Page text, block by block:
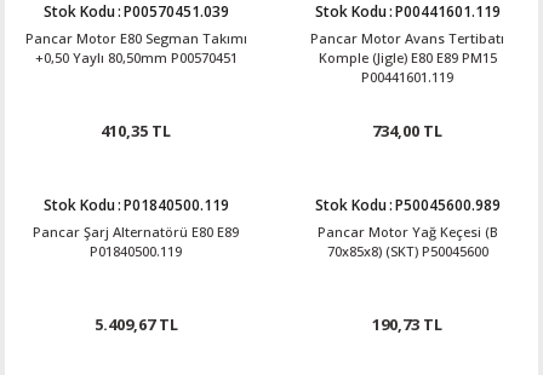
Stok Kodu:P00570451.039
Pancar Motor E80 Segman Takımı
+0,50 Yaylı 80,50mm P00570451
410,35 TL
Stok Kodu:P00441601.119
Pancar Motor Avans Tertibatı
Komple (Jigle) E80 E89 PM15
P00441601.119
734,00 TL
Stok Kodu:P01840500.119
Pancar Şarj Alternatörü E80 E89
P01840500.119
5.409,67 TL
Stok Kodu:P50045600.989
Pancar Motor Yağ Keçesi (B
70x85x8) (SKT) P50045600
190,73 TL